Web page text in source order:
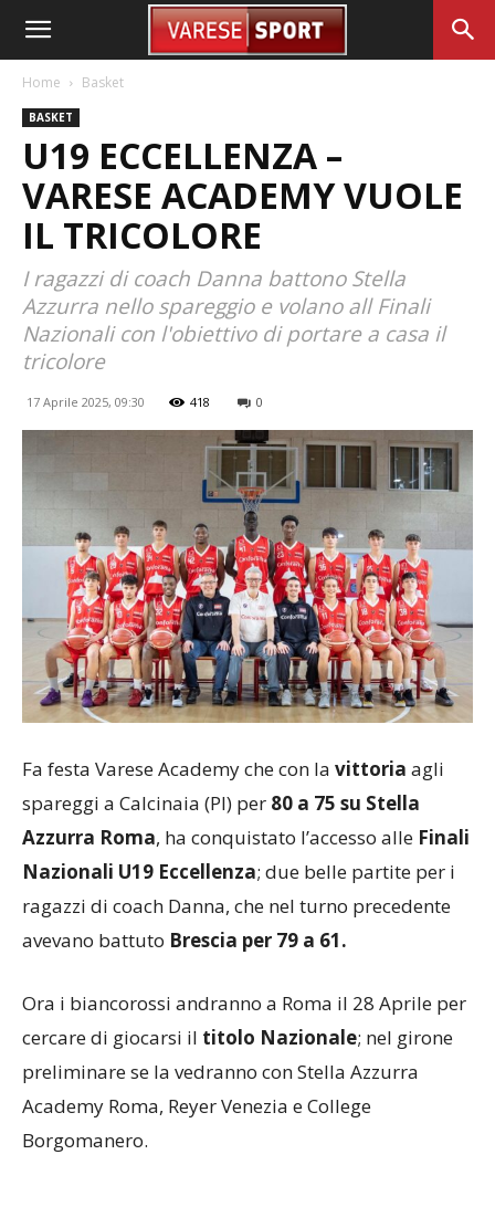
Home Basket
BASKET
U19 ECCELLENZA –
VARESE ACADEMY VUOLE
IL TRICOLORE
I ragazzi di coach Danna battono Stella
Azzurra nello spareggio e volano all Finali
Nazionali con l'obiettivo di portare a casa il
tricolore
17 Aprile 2025, 09:30 418 0
Fa festa Varese Academy che con la vittoria agli
spareggi a Calcinaia (PI) per 80 a 75 su Stella
Azzurra Roma, ha conquistato l’accesso alle Finali
Nazionali U19 Eccellenza; due belle partite per i
ragazzi di coach Danna, che nel turno precedente
avevano battuto Brescia per 79 a 61.
Ora i biancorossi andranno a Roma il 28 Aprile per
cercare di giocarsi il titolo Nazionale; nel girone
preliminare se la vedranno con Stella Azzurra
Academy Roma, Reyer Venezia e College
Borgomanero.